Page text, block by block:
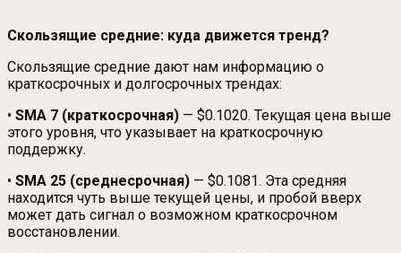
Скользящие средние: куда движется тренд?
Скользящие средние дают нам информацию о
краткосрочных и долгосрочных трендах:
• SMA 7 (краткосрочная) — $0.1020. Текущая цена выше
этого уровня, что указывает на краткосрочную
поддержку.
• SMA 25 (среднесрочная) — $0.1081. Эта средняя
находится чуть выше текущей цены, и пробой вверх
может дать сигнал о возможном краткосрочном
восстановлении.